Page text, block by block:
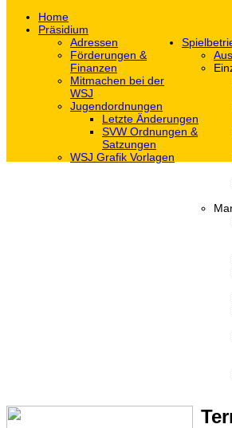
Home
Präsidium
Adressen
Förderungen &
Finanzen
Mitmachen bei der
WSJ
Jugendordnungen
Letzte Änderungen
SVW Ordnungen &
Satzungen
WSJ Grafik Vorlagen